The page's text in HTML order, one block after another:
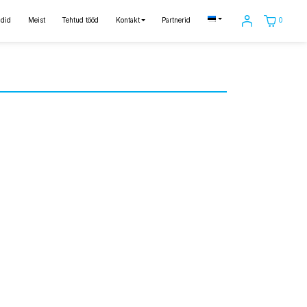
Meist Tehtud tööd Kontakt Partnerid 0